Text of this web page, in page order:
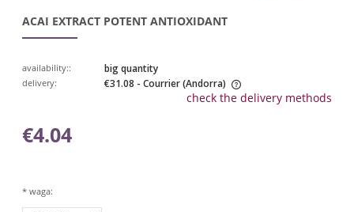
ACAI EXTRACT POTENT ANTIOXIDANT
availability:: big quantity
delivery: €31.08 - Courrier (Andorra)
The price does not include any possible payment costs
check the delivery methods
€4.04
* waga: